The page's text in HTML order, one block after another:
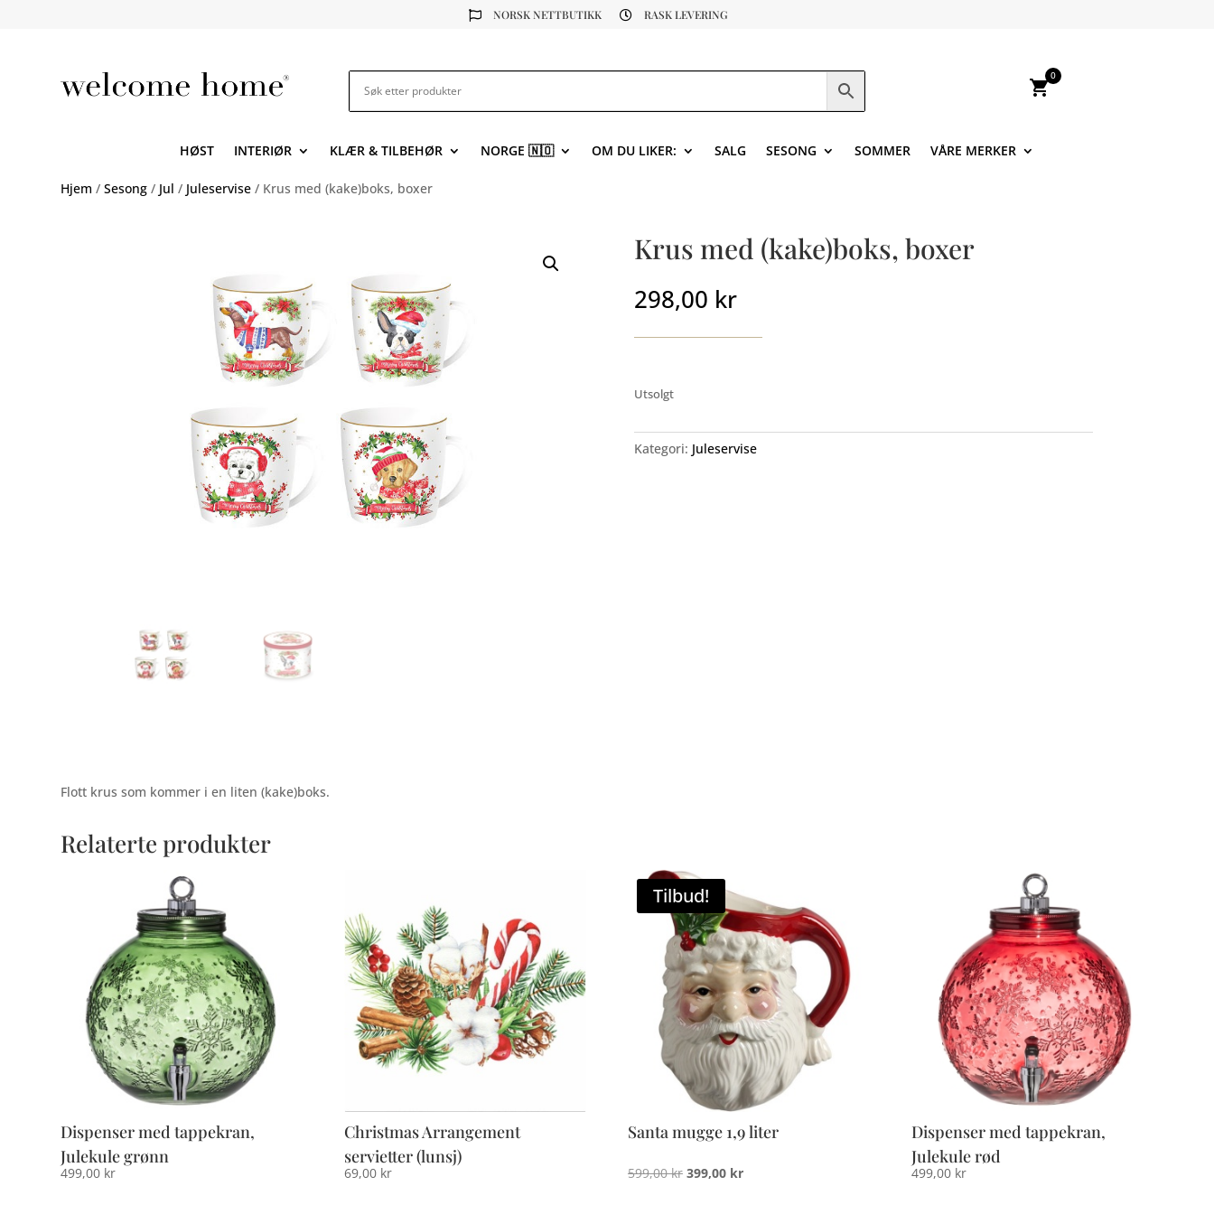
 NORSK NETTBUTIKK  RASK LEVERING
shopping_cart
0
HØST INTERIØR KLÆR & TILBEHØR NORGE 🇳🇴 OM DU LIKER: SALG SESONG SOMMER VÅRE MERKER
Hjem /Sesong / Jul / Juleservise / Krus med (kake)boks, boxer
Krus med (kake)boks, boxer
298,00 kr
Utsolgt
Kategori: Juleservise
Flott krus som kommer i en liten (kake)boks.
Relaterte produkter
Dispenser med tappekran,
Julekule grønn
499,00 kr
Christmas Arrangement
servietter (lunsj)
69,00 kr
Tilbud!
Santa mugge 1,9 liter
599,00kr Opprinnelig
399,00 krNåværende
Dispenser med tappekran,
Julekule rød
499,00 kr